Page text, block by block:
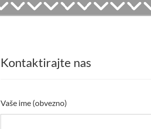
Kontaktirajte nas
Vaše ime (obvezno)